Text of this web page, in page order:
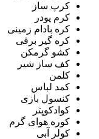
کرپ ساز
کرم پودر
کره بادام زمینی
کره گیر برقی
کشو گرمکن
کف ساز شیر
کلمن
کمد لباس
کنسول بازی
کوادکوپتر
کوره هوای گرم
کولر آبی